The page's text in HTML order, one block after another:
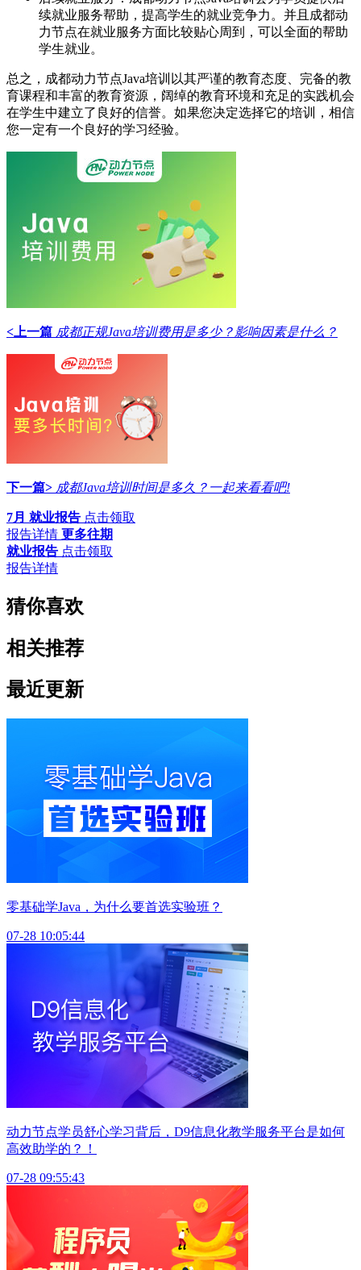
续就业服务帮助，提高学生的就业竞争力。并且成都动
力节点在就业服务方面比较贴心周到，可以全面的帮助
学生就业。
总之，成都动力节点Java培训以其严谨的教育态度、完备的教
育课程和丰富的教育资源，阔绰的教育环境和充足的实践机会
在学生中建立了良好的信誉。如果您决定选择它的培训，相信
您一定有一个良好的学习经验。
<上一篇 成都正规Java培训费用是多少？影响因素是什么？
下一篇> 成都Java培训时间是多久？一起来看看吧!
7月 就业报告 点击领取
报告详情 更多往期
就业报告 点击领取
报告详情
猜你喜欢
相关推荐
最近更新
零基础学Java，为什么要首选实验班？
07-28 10:05:44
动力节点学员舒心学习背后，D9信息化教学服务平台是如何
高效助学的？！
07-28 09:55:43